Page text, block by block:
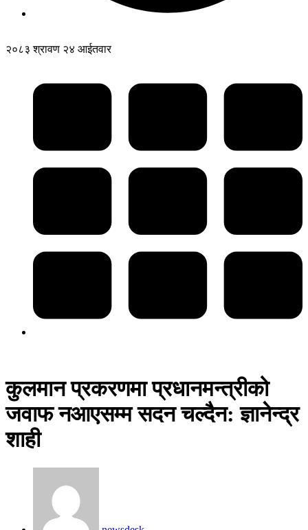
२०८३ श्रावण २४ आईतवार
कुलमान प्रकरणमा प्रधानमन्त्रीको
जवाफ नआएसम्म सदन चल्दैन: ज्ञानेन्द्र
शाही